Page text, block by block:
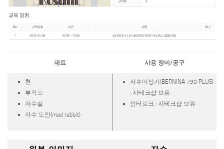
재료 사용 장비/공구
천
부직포
자수실
자수 도안(mad rabbit)
자수미싱기(BERNINA 790 PLUS)
: 지테크샵 보유
인터로크 : 지테크샵 보유